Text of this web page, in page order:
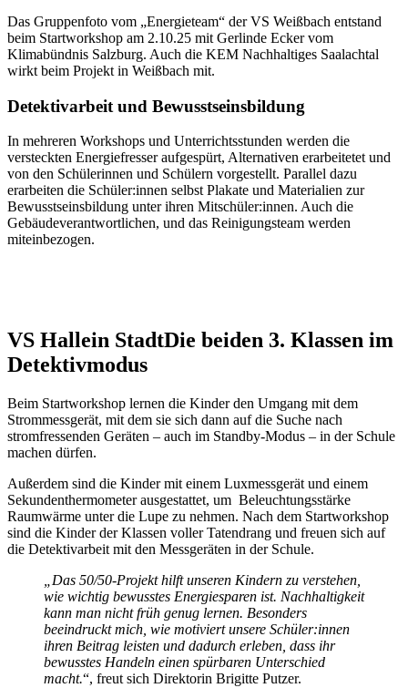
Das Gruppenfoto vom „Energieteam“ der VS Weißbach entstand
beim Startworkshop am 2.10.25 mit Gerlinde Ecker vom
Klimabündnis Salzburg. Auch die KEM Nachhaltiges Saalachtal
wirkt beim Projekt in Weißbach mit.
Detektivarbeit und Bewusstseinsbildung
In mehreren Workshops und Unterrichtsstunden werden die
versteckten Energiefresser aufgespürt, Alternativen erarbeitetet und
von den Schülerinnen und Schülern vorgestellt. Parallel dazu
erarbeiten die Schüler:innen selbst Plakate und Materialien zur
Bewusstseinsbildung unter ihren Mitschüler:innen. Auch die
Gebäudeverantwortlichen, und das Reinigungsteam werden
miteinbezogen.
VS Hallein StadtDie beiden 3. Klassen im
Detektivmodus
Beim Startworkshop lernen die Kinder den Umgang mit dem
Strommessgerät, mit dem sie sich dann auf die Suche nach
stromfressenden Geräten – auch im Standby-Modus – in der Schule
machen dürfen.
Außerdem sind die Kinder mit einem Luxmessgerät und einem
Sekundenthermometer ausgestattet, um Beleuchtungsstärke
Raumwärme unter die Lupe zu nehmen. Nach dem Startworkshop
sind die Kinder der Klassen voller Tatendrang und freuen sich auf
die Detektivarbeit mit den Messgeräten in der Schule.
Das 50/50-Projekt hilft unseren Kindern zu verstehen,
wie wichtig bewusstes Energiesparen ist. Nachhaltigkeit
kann man nicht früh genug lernen. Besonders
beeindruckt mich, wie motiviert unsere Schüler:innen
ihren Beitrag leisten und dadurch erleben, dass ihr
bewusstes Handeln einen spürbaren Unterschied
macht.“, freut sich Direktorin Brigitte Putzer.